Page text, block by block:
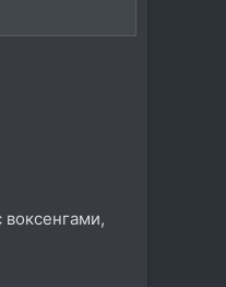
воксенгами,